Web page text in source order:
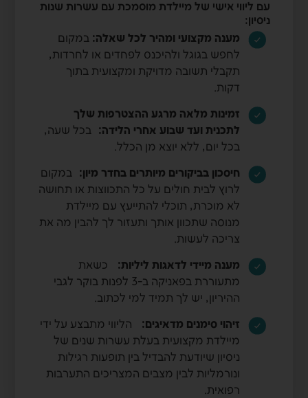
עם ליווי אישי של מיילדת מוסמכת עם עשרות שנות
ניסיון:
מענה מקצועי ומהיר לכל שאלה:במקום
לחפש בגוגל ולהיכנס לפחדים או לחרדות,
תקבלי תשובה מדויקת ומקצועית בתוך
דקות.
זמינות מלאה מרגע ההצטרפות שלך
לתכנית ועד שבוע אחרי הלידה:בכל שעה,
בכל יום, ללא יוצא מן הכלל.
חיסכון בביקורים מיותרים בחדר מיון:במקום
לרוץ לבית חולים על כל התכווצות או תחושה
לא מוכרת, תוכלי להתייעץ עם מיילדת
מנוסה שתכוון אותך ותעזור לך להבין מה את
צריכה לעשות.
מענה מיידי לדאגות ליליות: כשאת
מתעוררת בפאניקה ב-3 לפנות בוקר לגבי
ההיריון, יש לך תמיד למי לכתוב.
זיהוי סימנים מדאיגים: הליווי מתבצע על ידי
מיילדת מקצועית בעלת עשרות שנים של
ניסיון שיודעת להבדיל בין תופעות רגילות
ונורמליות לבין מצבים המצריכים התערבות
רפואית.